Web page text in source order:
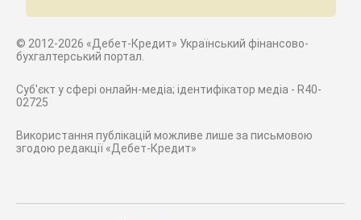
© 2012-2026 «Дебет-Кредит» Український фінансово-
бухгалтерський портал.
Суб'єкт у сфері онлайн-медіа; ідентифікатор медіа - R40-
02725
Використання публікацій можливе лише за письмовою
згодою редакції «Дебет-Кредит»